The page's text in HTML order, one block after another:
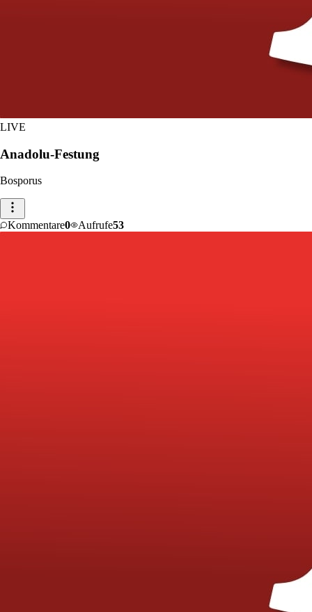
LIVE
Anadolu-Festung
Bosporus
Kommentare0 Aufrufe53